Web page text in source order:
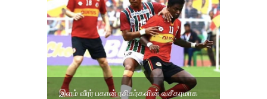
இளம் வீரர் பகான் ரசிகர்களின் வசீகரமாக